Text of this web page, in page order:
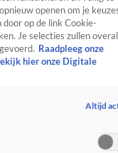
CrimeVideo's
in het
De politiek
openen om je
op de link Cookie-
Je selecties zullen overal
Raadpleeg onze
hier onze Digitale
Altijd